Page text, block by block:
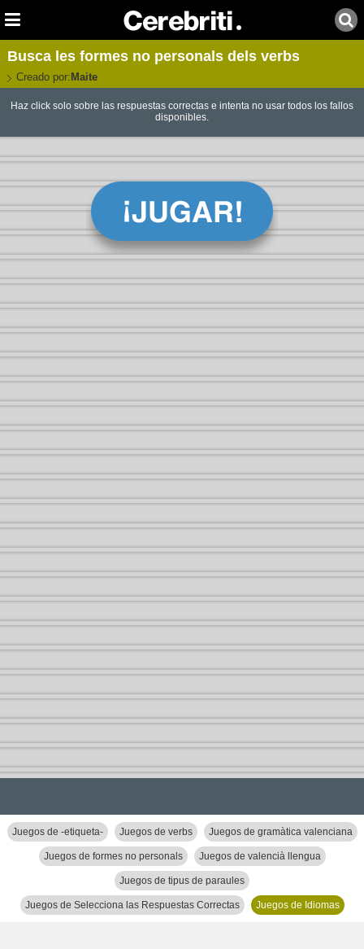
Busca les formes no personals dels verbs
Creado por: Maite
Haz click solo sobre las respuestas correctas e intenta no usar todos los fallos
disponibles.
Juegos de -etiqueta- Juegos de verbs Juegos de gramàtica valenciana
Juegos de formes no personals Juegos de valencià llengua
Juegos de tipus de paraules
Juegos de Selecciona las Respuestas Correctas Juegos de Idiomas